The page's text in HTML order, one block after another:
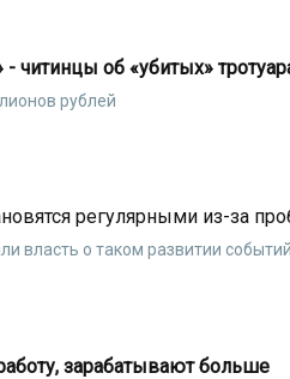
об «убитых»
рублей
регулярными из-за
власть о таком развитии событий
зарабатывают больше